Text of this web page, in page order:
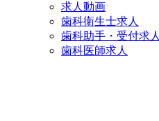
求人動画
歯科衛生士求人
歯科助手・受付求人
歯科医師求人